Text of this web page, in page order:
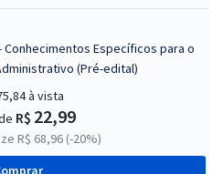
Conhecimentos Específicos para o
(Pré-edital)
à vista
R$ 22,99
R$ 68,96 (-20%)